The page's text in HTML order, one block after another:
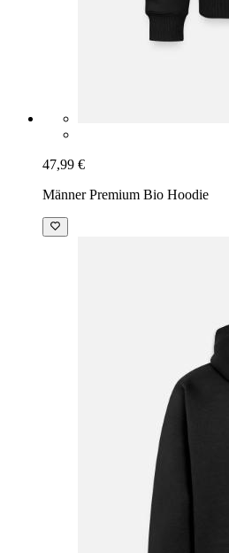
47,99 €
Männer Premium Bio Hoodie